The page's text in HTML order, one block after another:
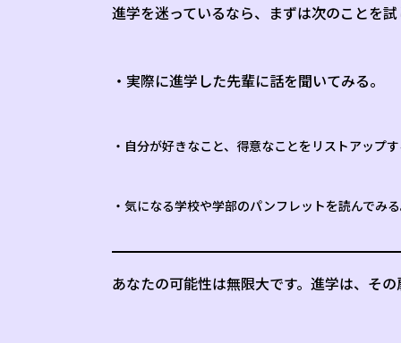
進学を迷っているなら、まずは次のことを
・実際に進学した先輩に話を聞いてみる。
・自分が好きなこと、得意なことをリストアップ
・気になる学校や学部のパンフレットを読んでみ
あなたの可能性は無限大です。進学は、そ